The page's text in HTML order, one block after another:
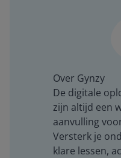
Over Gynzy
De digitale
zijn altijd een
aanvulling
Versterk je
klare lessen,